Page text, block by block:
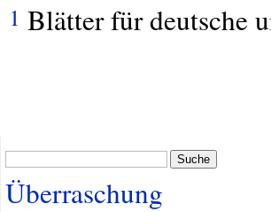
1 Blätter für deutsche
Suche
Überraschung